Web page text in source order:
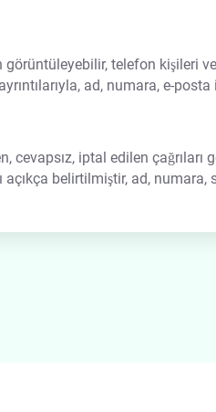
telefon kişileri
ad, numara, e-
cevapsız, iptal edilen çağrıları
açıkça belirtilmiştir, ad, numara,